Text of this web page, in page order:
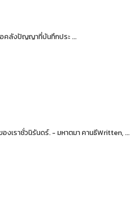
คลังปัญญาที่บันทึกประ ...
งเราชั่วนิรันดร์. - มหาตมา คานธีWritten, ...